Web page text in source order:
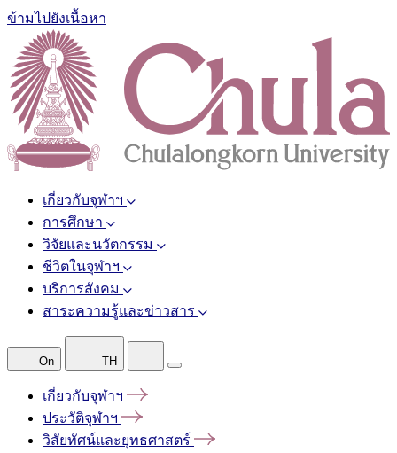
ข้ามไปยังเนื้อหา
เกี่ยวกับจุฬาฯ
การศึกษา
วิจัยและนวัตกรรม
ชีวิตในจุฬาฯ
บริการสังคม
สาระความรู้และข่าวสาร
On TH
เกี่ยวกับจุฬาฯ
ประวัติจุฬาฯ
วิสัยทัศน์และยุทธศาสตร์